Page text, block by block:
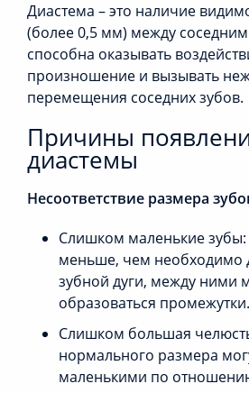
Диастема – это наличие
(более 0,5 мм) между
способна оказывать
произношение и вызывать
перемещения соседних зубов.
Причины
диастемы
Несоответствие размера
Слишком маленькие зубы:
меньше, чем необходимо
зубной дуги, между ними
образоваться промежутки.
Слишком большая
нормального размера
маленькими по